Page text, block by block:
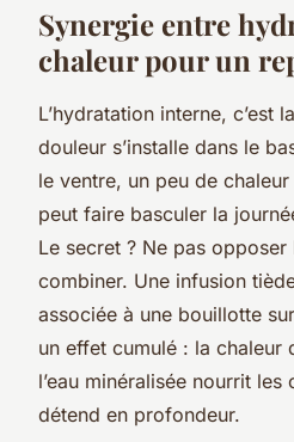
Synergie entre
chaleur pour un
L’hydratation interne, c’est
douleur s’installe dans le
le ventre, un peu de
peut faire basculer la
Le secret ? Ne pas
combiner. Une infusion
associée à une bouillotte
un effet cumulé : la chaleur
l’eau minéralisée nourrit
détend en profondeur.